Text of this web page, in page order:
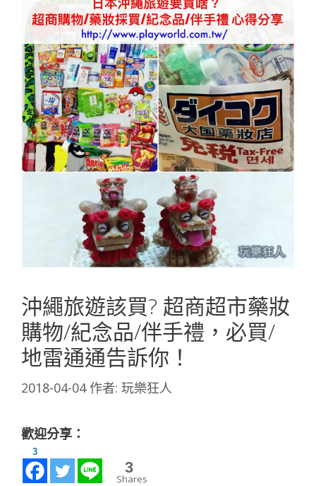
沖繩旅遊該買? 超商超市藥妝
購物/紀念品/伴手禮，必買/
地雷通通告訴你！
2018-04-04 作者: 玩樂狂人
歡迎分享：
3
3
Shares